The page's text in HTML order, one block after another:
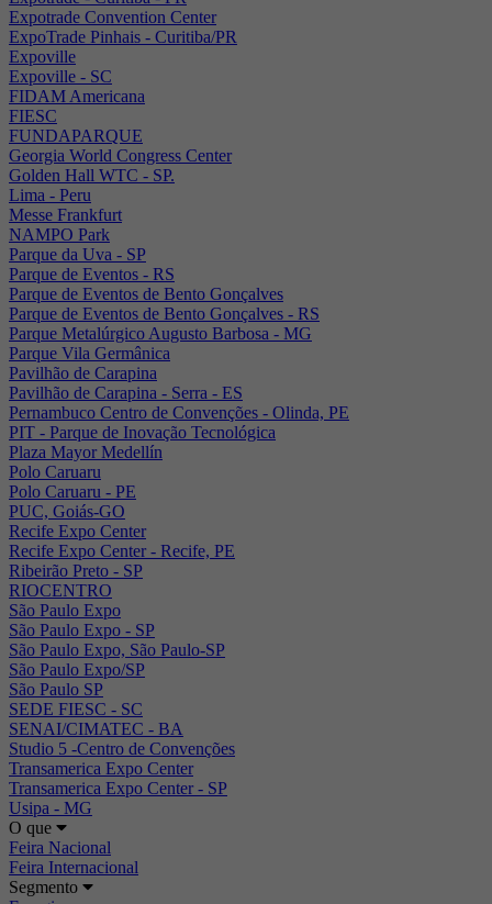
Expotrade Convention Center
ExpoTrade Pinhais - Curitiba/PR
Expoville
Expoville - SC
FIDAM Americana
FIESC
FUNDAPARQUE
Georgia World Congress Center
Golden Hall WTC - SP.
Lima - Peru
Messe Frankfurt
NAMPO Park
Parque da Uva - SP
Parque de Eventos - RS
Parque de Eventos de Bento Gonçalves
Parque de Eventos de Bento Gonçalves - RS
Parque Metalúrgico Augusto Barbosa - MG
Parque Vila Germânica
Pavilhão de Carapina
Pavilhão de Carapina - Serra - ES
Pernambuco Centro de Convenções - Olinda, PE
PIT - Parque de Inovação Tecnológica
Plaza Mayor Medellín
Polo Caruaru
Polo Caruaru - PE
PUC, Goiás-GO
Recife Expo Center
Recife Expo Center - Recife, PE
Ribeirão Preto - SP
RIOCENTRO
São Paulo Expo
São Paulo Expo - SP
São Paulo Expo, São Paulo-SP
São Paulo Expo/SP
São Paulo SP
SEDE FIESC - SC
SENAI/CIMATEC - BA
Studio 5 -Centro de Convenções
Transamerica Expo Center
Transamerica Expo Center - SP
Usipa - MG
O que
Feira Nacional
Feira Internacional
Segmento